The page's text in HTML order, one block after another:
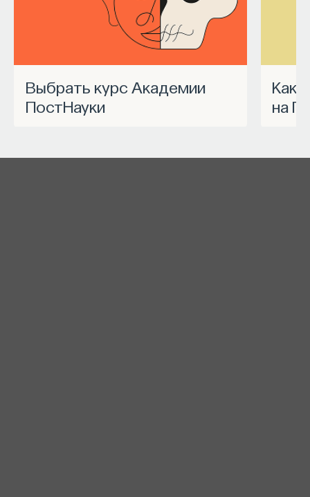
Выбрать курс Академии
ПостНауки
Как запустить спецпроект
на